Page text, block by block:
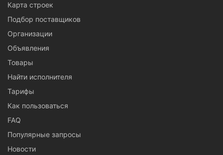
Карта строек
Подбор поставщиков
Организации
Объявления
Товары
Найти исполнителя
Тарифы
Как пользоваться
FAQ
Популярные запросы
Новости